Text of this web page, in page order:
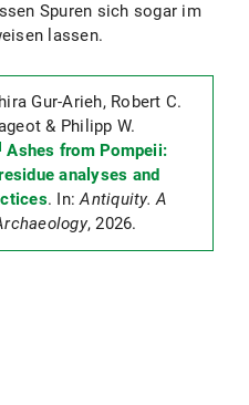
Spuren sich sogar im
lassen.
Gur-Arieh, Robert C.
& Philipp W.
Ashes from Pompeii:
analyses and
. In:Antiquity. A
, 2026.